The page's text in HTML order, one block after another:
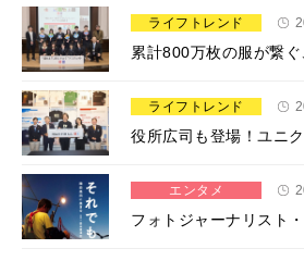
ライフトレンド
累計800万枚の服が繋
ライフトレンド
役所広司も登場！ユニ
エンタメ
フォトジャーナリスト